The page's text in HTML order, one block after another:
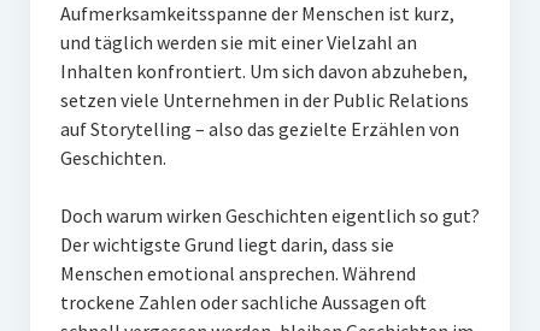
Wasserknappheit in Deutschland
Klimaneutrales Tanken
Zukunft der Bildung
Vom Trend zur Tonne
Aufmerksamkeitsspanne der Menschen ist kurz,
und täglich werden sie mit einer Vielzahl an
Inhalten konfrontiert. Um sich davon abzuheben,
setzen viele Unternehmen in der Public Relations
auf Storytelling – also das gezielte Erzählen von
Geschichten.
Doch warum wirken Geschichten eigentlich so gut?
Der wichtigste Grund liegt darin, dass sie
Menschen emotional ansprechen. Während
trockene Zahlen oder sachliche Aussagen oft